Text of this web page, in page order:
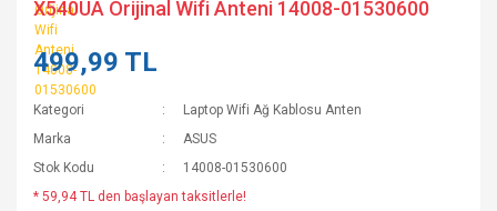
X540UA Orijinal Wifi Anteni 14008-01530600
499,99 TL
Kategori
Laptop Wifi Ağ Kablosu Anten
Marka
ASUS
Stok Kodu
14008-01530600
* 59,94 TL den başlayan taksitlerle!